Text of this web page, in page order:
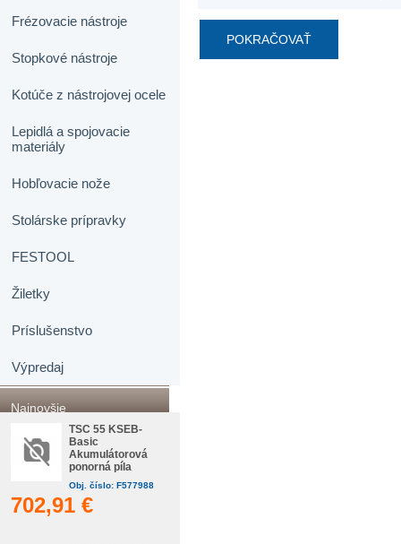
Frézovacie nástroje
Stopkové nástroje
Kotúče z nástrojovej ocele
Lepidlá a spojovacie
materiály
Hobľovacie nože
Stolárske prípravky
FESTOOL
Žiletky
Príslušenstvo
Výpredaj
Najnovšie
TSC 55 KSEB-
Basic
Akumulátorová
ponorná píla
Obj. číslo: F577988
702,91 €
POKRAČOVAŤ